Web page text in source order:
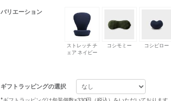
バリエーション
ストレッチ チ
ェア ネイビー
コシモミー コシピロー
ギフトラッピングの選択